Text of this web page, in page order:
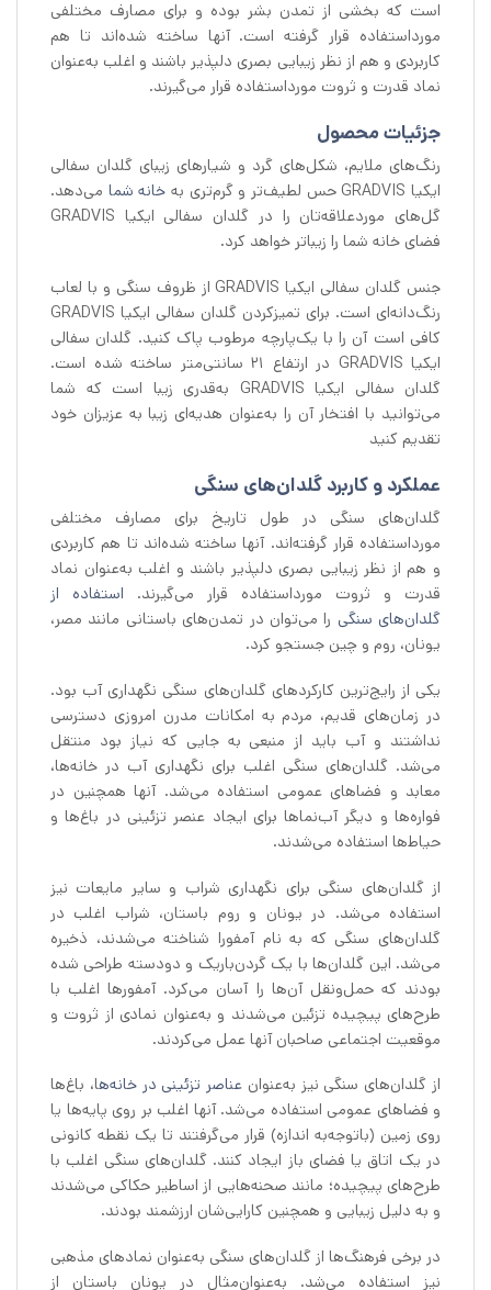
است که بخشی از تمدن بشر بوده و برای مصارف مختلفی
مورداستفاده قرار گرفته است. آنها ساخته شده‌اند تا هم
کاربردی و هم از نظر زیبایی بصری دلپذیر باشند و اغلب به‌عنوان
نماد قدرت و ثروت مورداستفاده قرار می‌گیرند.
جزئیات محصول
رنگ‌های ملایم، شکل‌های گرد و شیارهای زیبای گلدان سفالی
ایکیا GRADVIS حس لطیف‌تر و گرم‌تری به
خانه شما می‌دهد.
گل‌های موردعلاقه‌تان را در گلدان سفالی ایکیا GRADVIS
فضای خانه شما را زیباتر خواهد کرد.
جنس گلدان سفالی ایکیا GRADVIS از ظروف سنگی و با لعاب
رنگ‌دانه‌ای است. برای تمیزکردن گلدان سفالی ایکیا GRADVIS
کافی است آن را با یک‌پارچه مرطوب پاک کنید. گلدان سفالی
ایکیا GRADVIS در ارتفاع 21 سانتی‌متر ساخته شده است.
گلدان سفالی ایکیا GRADVIS به‌قدری زیبا است که شما
می‌توانید با افتخار آن را به‌عنوان هدیه‌ای زیبا به عزیزان خود
تقدیم کنید
عملکرد و کاربرد گلدان‌های سنگی
گلدان‌های سنگی در طول تاریخ برای مصارف مختلفی
مورداستفاده قرار گرفته‌اند. آنها ساخته شده‌اند تا هم کاربردی
و هم از نظر زیبایی بصری دلپذیر باشند و اغلب به‌عنوان نماد
قدرت و ثروت مورداستفاده قرار می‌گیرند. استفاده از
گلدان‌های سنگی را می‌توان در تمدن‌های باستانی مانند مصر،
یونان، روم و چین جستجو کرد.
یکی از رایج‌ترین کارکردهای گلدان‌های سنگی نگهداری آب بود.
در زمان‌های قدیم، مردم به امکانات مدرن امروزی دسترسی
نداشتند و آب باید از منبعی به جایی که نیاز بود منتقل
می‌شد. گلدان‌های سنگی اغلب برای نگهداری آب در خانه‌ها،
معابد و فضاهای عمومی استفاده می‌شد. آنها همچنین در
فواره‌ها و دیگر آب‌نماها برای ایجاد عنصر تزئینی در باغ‌ها و
حیاط‌ها استفاده می‌شدند.
از گلدان‌های سنگی برای نگهداری شراب و سایر مایعات نیز
استفاده می‌شد. در یونان و روم باستان، شراب اغلب در
گلدان‌های سنگی که به نام آمفورا شناخته می‌شدند، ذخیره
می‌شد. این گلدان‌ها با یک گردن‌باریک و دودسته طراحی شده
بودند که حمل‌ونقل آن‌ها را آسان می‌کرد. آمفورها اغلب با
طرح‌های پیچیده تزئین می‌شدند و به‌عنوان نمادی از ثروت و
موقعیت اجتماعی صاحبان آنها عمل می‌کردند.
از گلدان‌های سنگی نیز به‌عنوان عناصر تزئینی در خانه‌ها، باغ‌ها
و فضاهای عمومی استفاده می‌شد. آنها اغلب بر روی پایه‌ها یا
روی زمین (باتوجه‌به اندازه) قرار می‌گرفتند تا یک نقطه کانونی
در یک اتاق یا فضای باز ایجاد کنند. گلدان‌های سنگی اغلب با
طرح‌های پیچیده؛ مانند صحنه‌هایی از اساطیر حکاکی می‌شدند
و به دلیل زیبایی و همچنین کارایی‌شان ارزشمند بودند.
در برخی فرهنگ‌ها از گلدان‌های سنگی به‌عنوان نمادهای مذهبی
نیز استفاده می‌شد. به‌عنوان‌مثال در یونان باستان از